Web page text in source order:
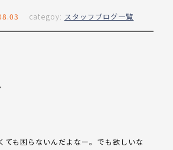
categoy: スタッフブログ一覧
ても困らないんだよなー。でも欲しいな